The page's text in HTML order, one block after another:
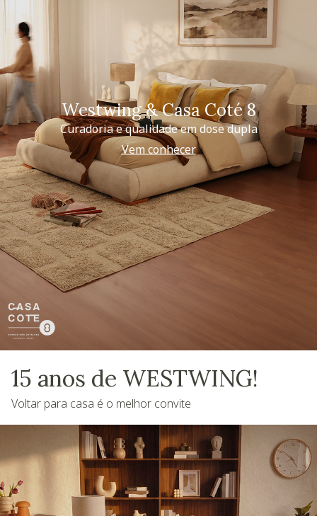
Westwing & Casa Coté 8
Curadoria e qualidade em dose dupla
Vem conhecer
15 anos de WESTWING!
Voltar para casa é o melhor convite